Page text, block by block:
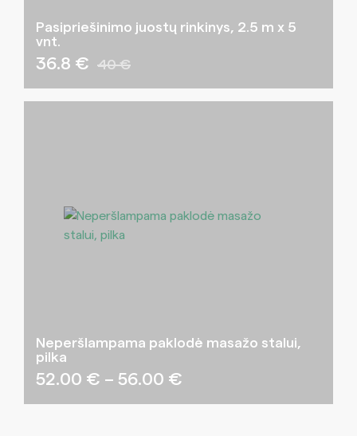
Pasipriešinimo juostų rinkinys, 2.5 m x 5
vnt.
36.8 € 40 €
Neperšlampama paklodė masažo stalui,
pilka
52.00 € – 56.00 €